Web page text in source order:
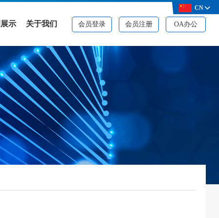
会员登录 会员注册 OA办公
示
案
关于我们
公司简介
品牌资质
CN